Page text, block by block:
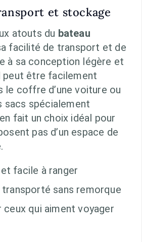
et stockage
atouts du bateau
facilité de transport et de
à sa conception légère et
peut être facilement
le coffre d’une voiture ou
sacs spécialement
fait un choix idéal pour
pas d’un espace de
facile à ranger
sans remorque
ceux qui aiment voyager